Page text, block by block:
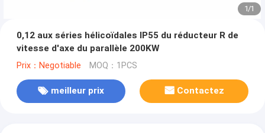
1/1
0,12 aux séries hélicoïdales IP55 du réducteur R de
vitesse d'axe du parallèle 200KW
Prix：Negotiable MOQ：1PCS
meilleur prix Contactez